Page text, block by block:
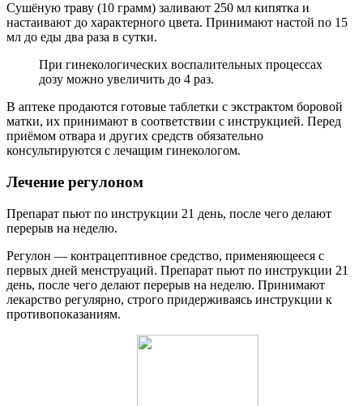
Сушёную траву (10 грамм) заливают 250 мл кипятка и
настаивают до характерного цвета. Принимают настой по 15
мл до еды два раза в сутки.
При гинекологических воспалительных процессах
дозу можно увеличить до 4 раз.
В аптеке продаются готовые таблетки с экстрактом боровой
матки, их принимают в соответствии с инструкцией. Перед
приёмом отвара и других средств обязательно
консультируются с лечащим гинекологом.
Лечение регулоном
Препарат пьют по инструкции 21 день, после чего делают
перерыв на неделю.
Регулон — контрацептивное средство, применяющееся с
первых дней менструаций. Препарат пьют по инструкции 21
день, после чего делают перерыв на неделю. Принимают
лекарство регулярно, строго придерживаясь инструкции к
противопоказаниям.